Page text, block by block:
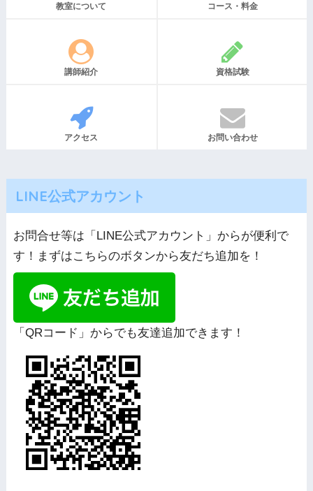
教室について コース・料金
講師紹介 資格試験
アクセス お問い合わせ
LINE公式アカウント
お問合せ等は「LINE公式アカウント」からが便利で
す！まずはこちらのボタンから友だち追加を！
「QRコード」からでも友達追加できます！